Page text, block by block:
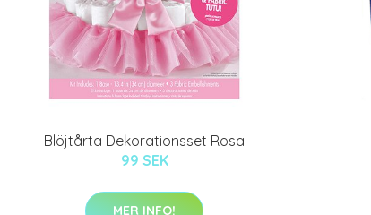
Blöjtårta Dekorationsset Rosa
99 SEK
MER INFO!